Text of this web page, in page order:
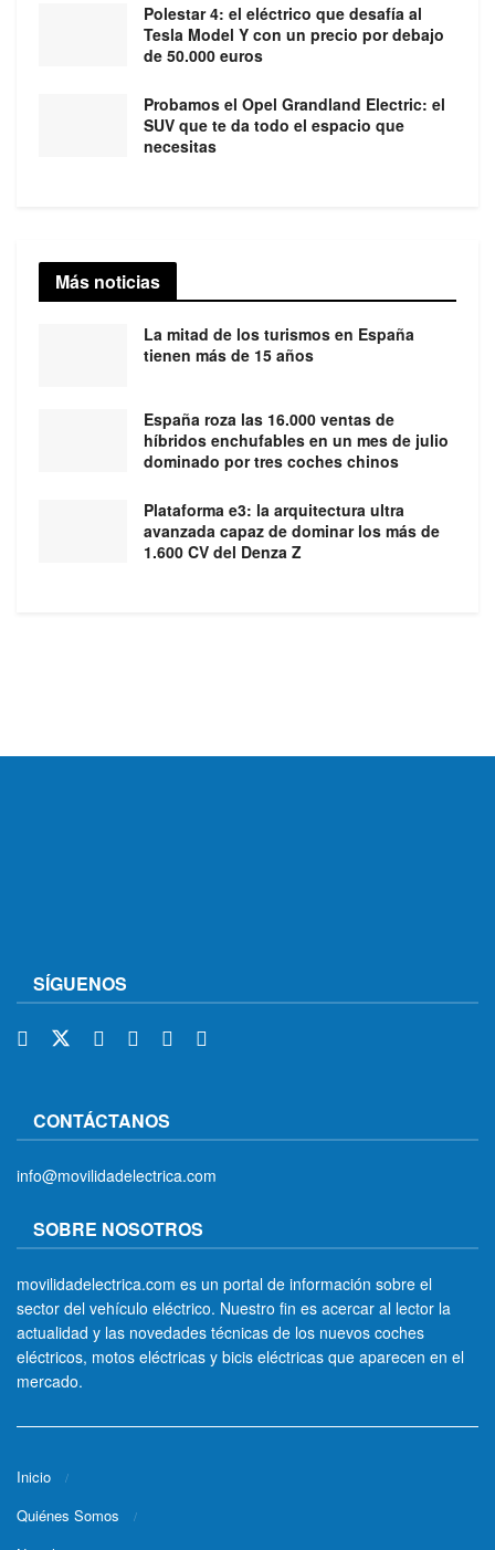
Polestar 4: el eléctrico que desafía al
Tesla Model Y con un precio por debajo
de 50.000 euros
Probamos el Opel Grandland Electric: el
SUV que te da todo el espacio que
necesitas
Más noticias
La mitad de los turismos en España
tienen más de 15 años
España roza las 16.000 ventas de
híbridos enchufables en un mes de julio
dominado por tres coches chinos
Plataforma e3: la arquitectura ultra
avanzada capaz de dominar los más de
1.600 CV del Denza Z
SÍGUENOS
CONTÁCTANOS
info@movilidadelectrica.com
SOBRE NOSOTROS
movilidadelectrica.com es un portal de información sobre el
sector del vehículo eléctrico. Nuestro fin es acercar al lector la
actualidad y las novedades técnicas de los nuevos coches
eléctricos, motos eléctricas y bicis eléctricas que aparecen en el
mercado.
Inicio
Quiénes Somos